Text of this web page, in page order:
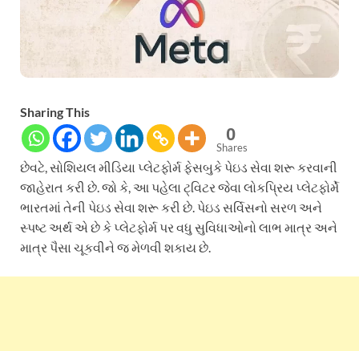
Sharing This
0
Shares
છેવટે, સોશિયલ મીડિયા પ્લેટફોર્મ ફેસબુકે પેઇડ સેવા શરૂ કરવાની
જાહેરાત કરી છે. જો કે, આ પહેલા ટ્વિટર જેવા લોકપ્રિય પ્લેટફોર્મે
ભારતમાં તેની પેઇડ સેવા શરૂ કરી છે. પેઇડ સર્વિસનો સરળ અને
સ્પષ્ટ અર્થ એ છે કે પ્લેટફોર્મ પર વધુ સુવિધાઓનો લાભ માત્ર અને
માત્ર પૈસા ચૂકવીને જ મેળવી શકાય છે.